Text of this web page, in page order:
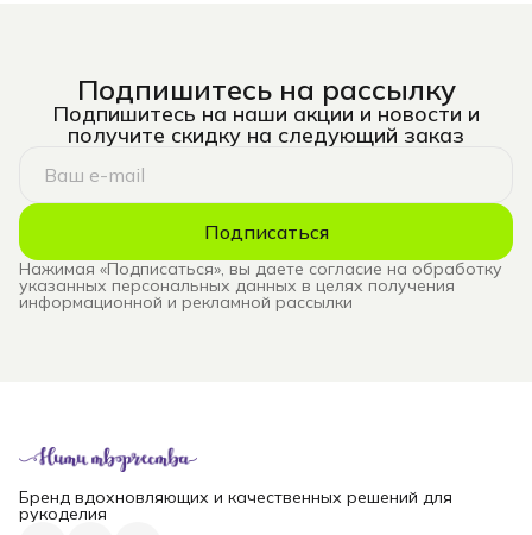
Подпишитесь на рассылку
Подпишитесь на наши акции и новости и
получите скидку на следующий заказ
Подписаться
Нажимая «Подписаться», вы даете согласие на обработку
указанных персональных данных в целях получения
информационной и рекламной рассылки
Бренд вдохновляющих и качественных решений для
рукоделия